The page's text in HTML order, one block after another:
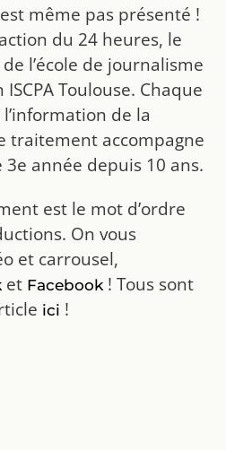
même pas présenté !
du 24 heures, le
l’école de journalisme
Toulouse. Chaque
de la
traitement accompagne
année depuis 10 ans.
est le mot d’ordre
On vous
et carrousel,
et Facebook! Tous sont
ici !